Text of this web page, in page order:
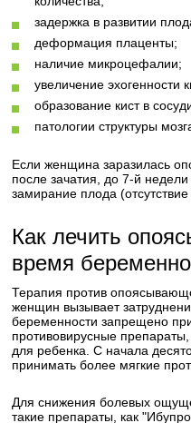
задержка в развитии
деформация плаценты;
наличие микроцефалии;
увеличение эхогенности
образование кист в
патологии структуры
Если женщина заразилась
после зачатия, до 7-й
замирание плода
Как лечить
время
Терапия против
женщин вызывает
беременности запрещено
противовирусные
для ребенка. С начала
принимать более мягкие
Для снижения болевых
такие препараты, как